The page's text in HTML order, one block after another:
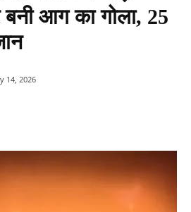
आग का गोला, 25
14, 2026